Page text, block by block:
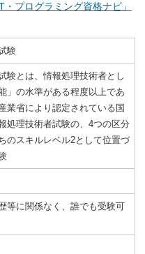
プログラミング資格ナビ」
験
験とは、情報処理技術者とし
」の水準がある程度以上であ
業省により認定されている国
処理技術者試験の、4つの区分
のスキルレベル2として位置づ
等に関係なく、誰でも受験可